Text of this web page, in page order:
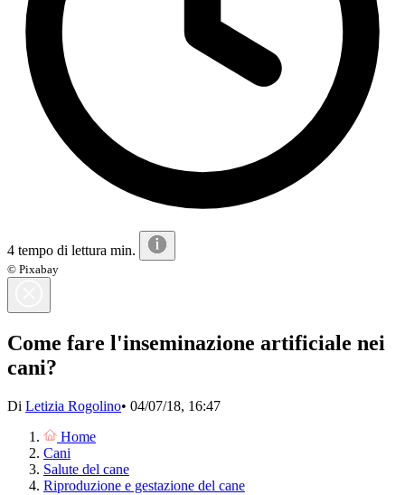
4 tempo di lettura min.
© Pixabay
Come fare l'inseminazione artificiale nei
cani?
Di Letizia Rogolino• 04/07/18, 16:47
Home
Cani
Salute del cane
Riproduzione e gestazione del cane